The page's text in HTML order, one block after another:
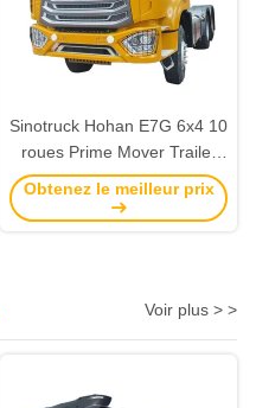
Sinotruck Hohan E7G 6x4 10
roues Prime Mover Trailer
Truck tête avec transmission
manuelle et climatiseur
Obtenez le meilleur prix
Voir plus > >